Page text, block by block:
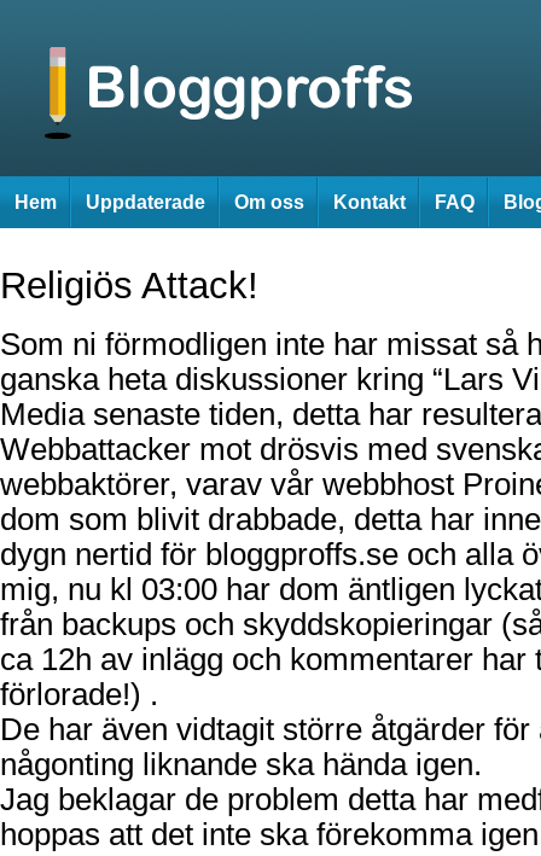
Hem Uppdaterade Om oss Kontakt FAQ
Religiös Attack!
Som ni förmodligen inte har missat så
ganska heta diskussioner kring “Lars
Media senaste tiden, detta har
Webbattacker mot drösvis med
webbaktörer, varav vår webbhost
dom som blivit drabbade, detta har
dygn nertid för bloggproffs.se och alla
mig, nu kl 03:00 har dom äntligen
från backups och skyddskopieringar
ca 12h av inlägg och kommentarer har
förlorade!) .
De har även vidtagit större åtgärder för
någonting liknande ska hända igen.
Jag beklagar de problem detta har
hoppas att det inte ska förekomma